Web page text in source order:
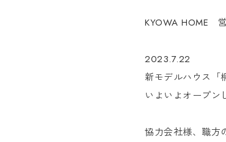
KYOWA HOME
2023.7.22
新モデルハウス「
いよいよオープン
協力会社様、職方